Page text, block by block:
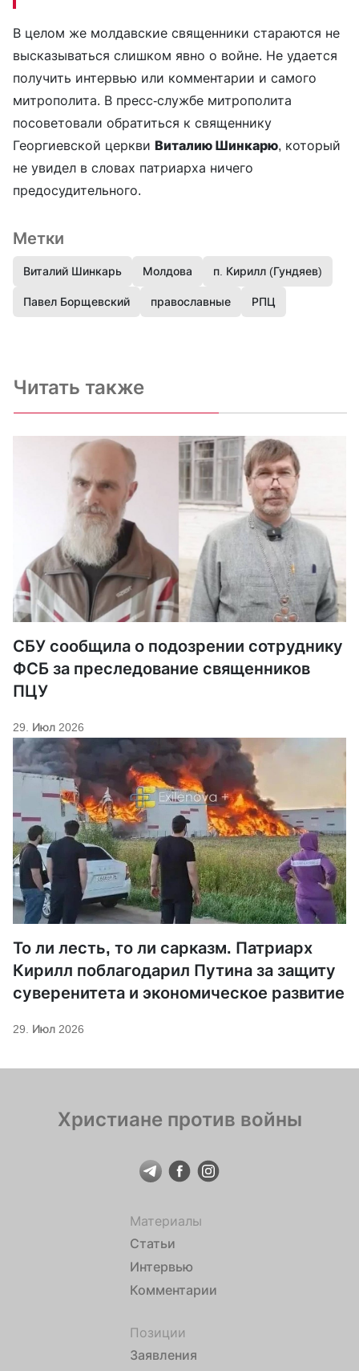
В целом же молдавские священники стараются не
высказываться слишком явно о войне. Не удается
получить интервью или комментарии и самого
митрополита. В пресс-службе митрополита
посоветовали обратиться к священнику
Георгиевской церкви Виталию Шинкарю, который
не увидел в словах патриарха ничего
предосудительного.
Метки
Виталий Шинкарь Молдова п. Кирилл (Гундяев)
Павел Борщевский православные РПЦ
Читать также
СБУ сообщила о подозрении сотруднику
ФСБ за преследование священников
ПЦУ
29. Июл 2026
То ли лесть, то ли сарказм. Патриарх
Кирилл поблагодарил Путина за защиту
суверенитета и экономическое развитие
29. Июл 2026
Христиане против войны
Материалы
Статьи
Интервью
Комментарии
Позиции
Заявления